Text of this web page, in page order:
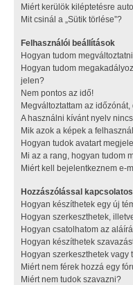
Miért kerülök kiléptetésre
Mit csinál a „Sütik törlése”?
Felhasználói beállítások
Hogyan tudom
Hogyan tudom
jelen?
Nem pontos az idő!
Megváltoztattam az
A használni kívánt nyelv
Mik azok a képek a
Hogyan tudok avatart
Mi az a rang, hogyan tudom
Miért kell bejelentkeznem e-
Hozzászólással
Hogyan készíthetek egy új
Hogyan szerkeszthetek,
Hogyan csatolhatom az
Hogyan készíthetek
Hogyan szerkeszthetek vagy
Miért nem férek hozzá egy
Miért nem tudok szavazni?